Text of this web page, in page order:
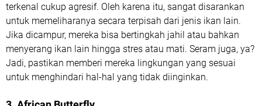
terkenal cukup agresif. Oleh karena itu, sangat disarankan
untuk memeliharanya secara terpisah dari jenis ikan lain.
Jika dicampur, mereka bisa bertingkah jahil atau bahkan
menyerang ikan lain hingga stres atau mati. Seram juga, ya?
Jadi, pastikan memberi mereka lingkungan yang sesuai
untuk menghindari hal-hal yang tidak diinginkan.